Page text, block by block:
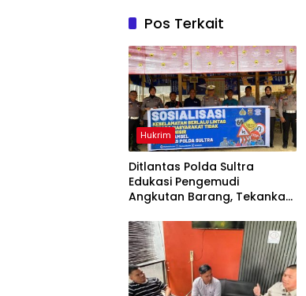
Pos Terkait
Hukrim
Ditlantas Polda Sultra
Edukasi Pengemudi
Angkutan Barang, Tekankan
Keselamatan Berlalu Lintas